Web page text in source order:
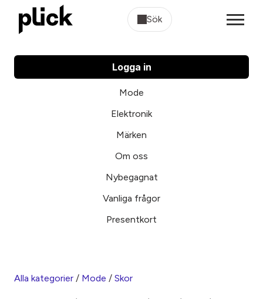
Sök
Logga in
Mode
Elektronik
Märken
Om oss
Nybegagnat
Vanliga frågor
Presentkort
Alla kategorier / Mode / Skor